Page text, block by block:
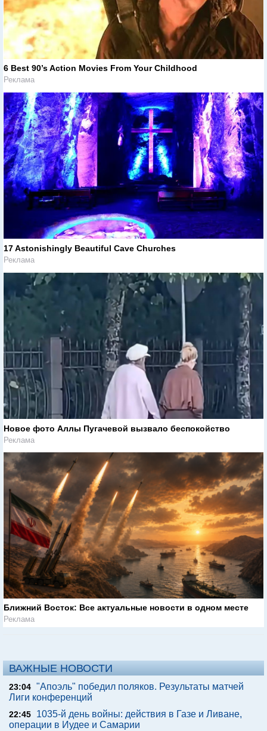
6 Best 90’s Action Movies From Your Childhood
Реклама
17 Astonishingly Beautiful Cave Churches
Реклама
Новое фото Аллы Пугачевой вызвало беспокойство
Реклама
Ближний Восток: Все актуальные новости в одном месте
Реклама
ВАЖНЫЕ НОВОСТИ
23:04 "Апоэль" победил поляков. Результаты матчей
Лиги конференций
22:45
1035-й день войны: действия в Газе и Ливане,
операции в Иудее и Самарии